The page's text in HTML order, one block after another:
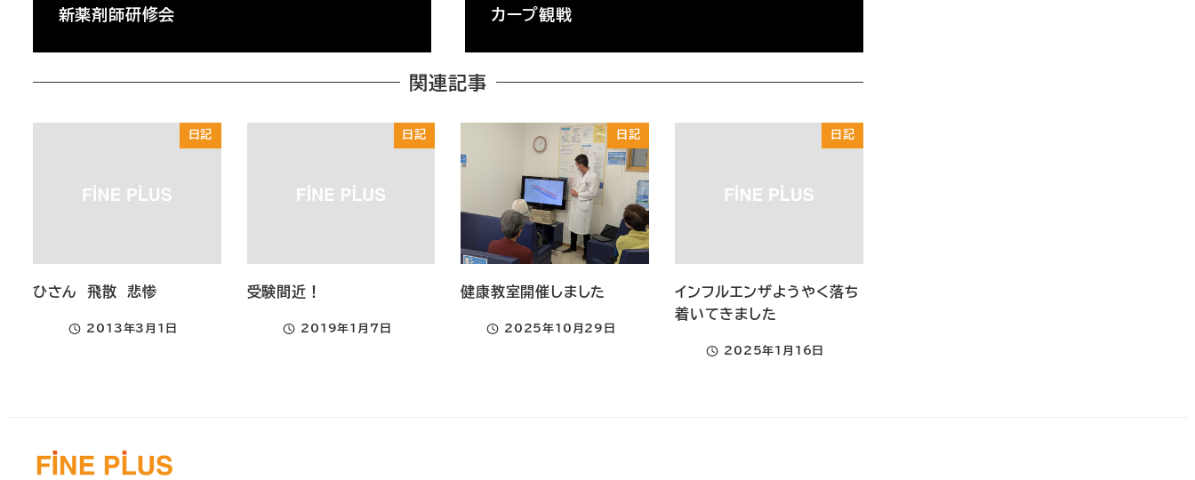
新薬剤師研修会 カープ観戦
関連記事
日記
ひさん 飛散 悲惨
投稿日
2013年3月1日
日記
受験間近！
投稿日
2019年1月7日
日記
健康教室開催しました
投稿日
2025年10月29日
日記
インフルエンザようやく落ち
着いてきました
投稿日
2025年1月16日